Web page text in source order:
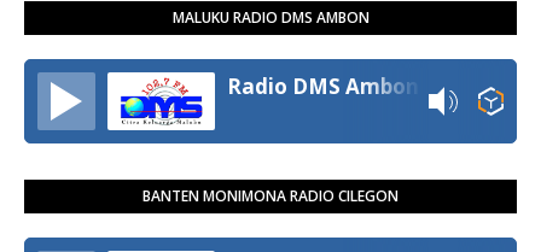
MALUKU RADIO DMS AMBON
Radio DMS Ambon
BANTEN MONIMONA RADIO CILEGON